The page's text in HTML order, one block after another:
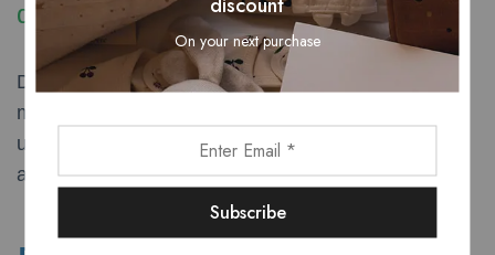
die Popularität
Die Kombination aus historischen Motiven und
moderner Technik macht das Spiel äußerst populär
und zeigt, wie zeitlose Mythen ein breites Publikum
ansprechen können.
On your next purchase